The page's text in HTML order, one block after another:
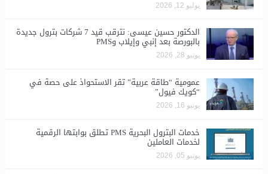
يوليو 12, 2026
الدكتور حسين عيسى: نترقب قيد 7 شركات بترول جديدة
بالبورصة بعد إنبي وإيلاب وPMS
يونيو 28, 2026
​عمومية “طاقة عربية” تقر الاستحواذ على حصة في
“كويك فيول”
يونيو 16, 2026
خدمات البترول البحرية PMS تطلق بوابتها الرقمية
لخدمات العاملين
يونيو 05, 2026